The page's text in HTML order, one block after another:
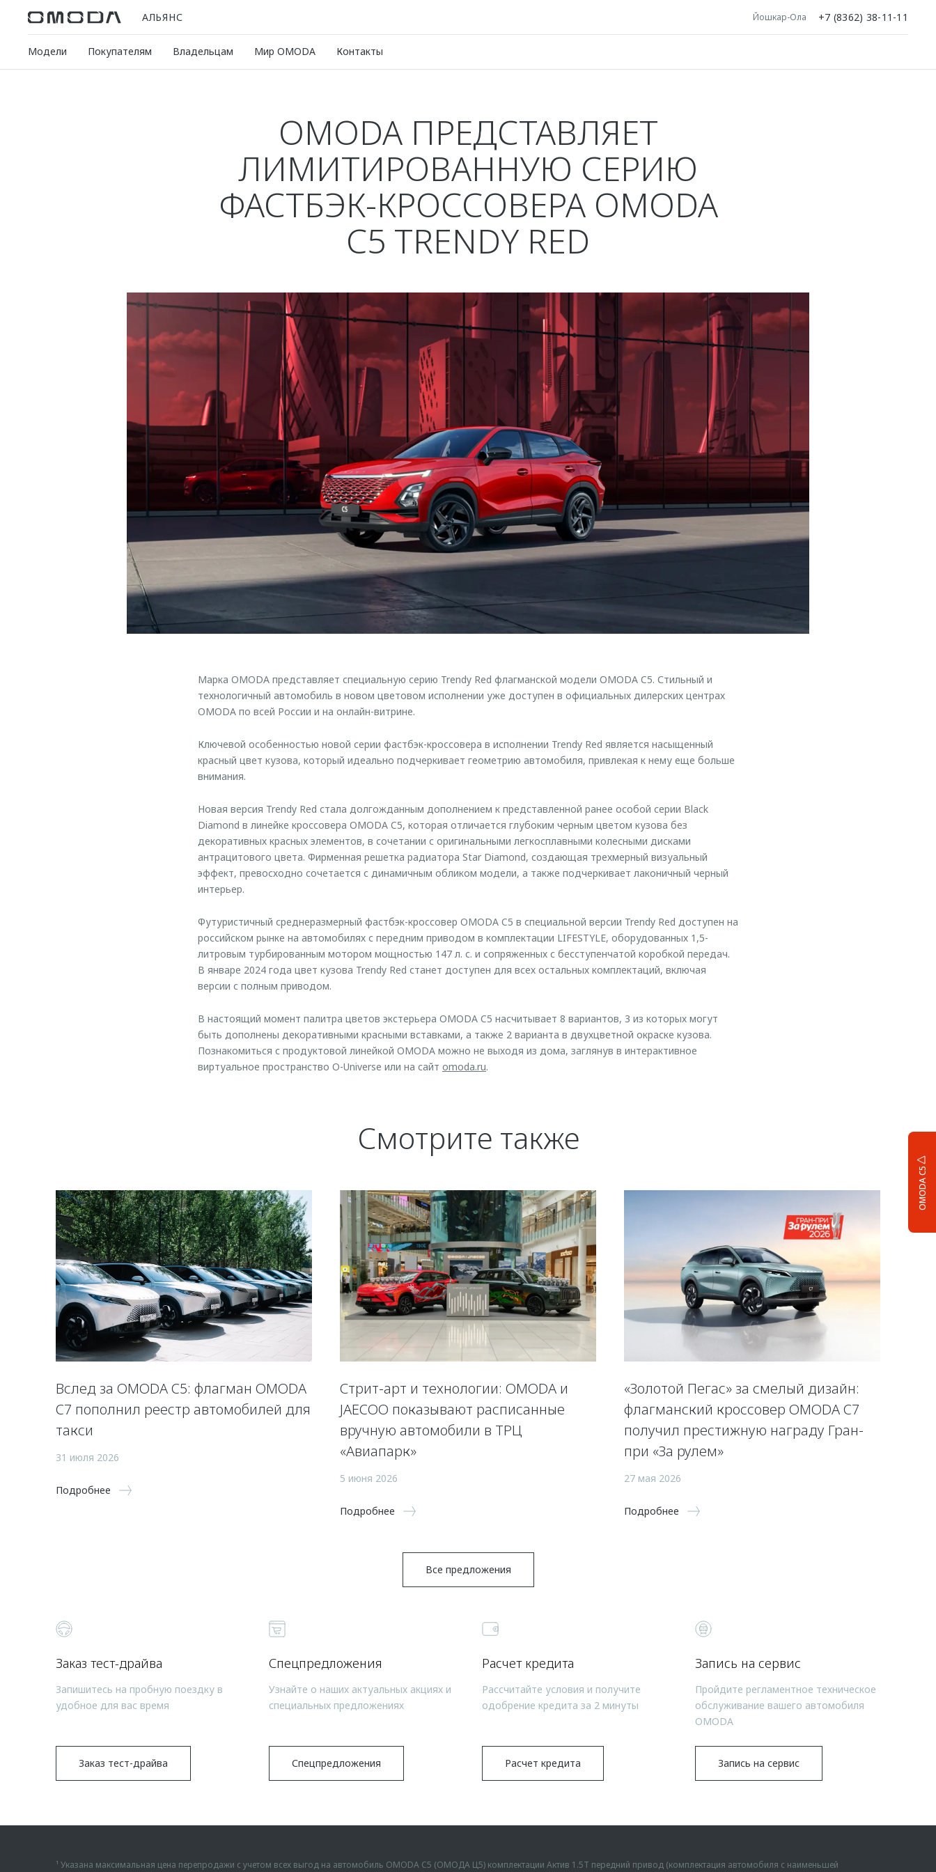
АЛЬЯНС Йошкар-Ола +7 (8362) 38-11-11
Модели Покупателям Владельцам Мир OMODA Контакты
OMODA C5
OMODA ПРЕДСТАВЛЯЕТ
ЛИМИТИРОВАННУЮ СЕРИЮ
ФАСТБЭК-КРОССОВЕРА OMODA
C5 TRENDY RED
Марка OMODA представляет специальную серию Trendy Red флагманской модели OMODA C5. Стильный и
технологичный автомобиль в новом цветовом исполнении уже доступен в официальных дилерских центрах
OMODA по всей России и на онлайн-витрине.
Ключевой особенностью новой серии фастбэк-кроссовера в исполнении Trendy Red является насыщенный
красный цвет кузова, который идеально подчеркивает геометрию автомобиля, привлекая к нему еще больше
внимания.
Новая версия Trendy Red стала долгожданным дополнением к представленной ранее особой серии Black
Diamond в линейке кроссовера OMODA C5, которая отличается глубоким черным цветом кузова без
декоративных красных элементов, в сочетании с оригинальными легкосплавными колесными дисками
антрацитового цвета. Фирменная решетка радиатора Star Diamond, создающая трехмерный визуальный
эффект, превосходно сочетается с динамичным обликом модели, а также подчеркивает лаконичный черный
интерьер.
Футуристичный среднеразмерный фастбэк-кроссовер OMODA C5 в специальной версии Trendy Red доступен на
российском рынке на автомобилях с передним приводом в комплектации LIFESTYLE, оборудованных 1,5-
литровым турбированным мотором мощностью 147 л. с. и сопряженных с бесступенчатой коробкой передач.
В январе 2024 года цвет кузова Trendy Red станет доступен для всех остальных комплектаций, включая
версии с полным приводом.
В настоящий момент палитра цветов экстерьера OMODA C5 насчитывает 8 вариантов, 3 из которых могут
быть дополнены декоративными красными вставками, а также 2 варианта в двухцветной окраске кузова.
Познакомиться с продуктовой линейкой OMODA можно не выходя из дома, заглянув в интерактивное
виртуальное пространство O-Universe или на сайт omoda.ru.
Смотрите также
Вслед за OMODA C5: флагман OMODA
C7 пополнил реестр автомобилей для
такси
31 июля 2026
Подробнее
Стрит-арт и технологии: OMODA и
JAECOO показывают расписанные
вручную автомобили в ТРЦ
«Авиапарк»
5 июня 2026
Подробнее
«Золотой Пегас» за смелый дизайн:
флагманский кроссовер OMODA C7
получил престижную награду Гран-
при «За рулем»
27 мая 2026
Подробнее
Все предложения
Заказ тест-драйва
Запишитесь на пробную поездку в
удобное для вас время
Заказ тест-драйва
Спецпредложения
Узнайте о наших актуальных акциях и
специальных предложениях
Спецпредложения
Расчет кредита
Рассчитайте условия и получите
одобрение кредита за 2 минуты
Расчет кредита
Запись на сервис
Пройдите регламентное техническое
обслуживание вашего автомобиля
OMODA
Запись на сервис
¹ Указана максимальная цена перепродажи с учетом всех выгод на автомобиль OMODA C5 (ОМОДА Ц5) комплектации Актив 1.5Т передний привод (комплектация автомобиля с наименьшей